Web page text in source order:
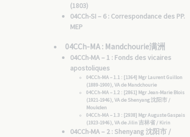
(1803)
04CCh-SI – 6 : Correspondance des PP.
MEP
04CCh-MA : Mandchourie满洲
04CCh-MA – 1 : Fonds des vicaires
apostoliques
04CCh-MA – 1.1 : [1364] Mgr Laurent Guillon
(1889-1900), VA de Mandchourie
04CCh-MA – 1.2 : [2861] Mgr Jean-Marie Blois
(1921-1946), VA de Shenyang 沈阳市 /
Moukden
04CCh-MA – 1.3 : [2938] Mgr Auguste Gaspais
(1923-1946), VA de Jilin 吉林省 / Kirin
04CCh-MA – 2 : Shenyang 沈阳市 /